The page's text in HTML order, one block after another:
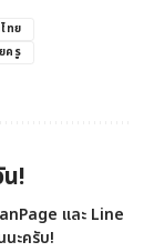
ทย
ครู
!
และ Line
ะครับ!